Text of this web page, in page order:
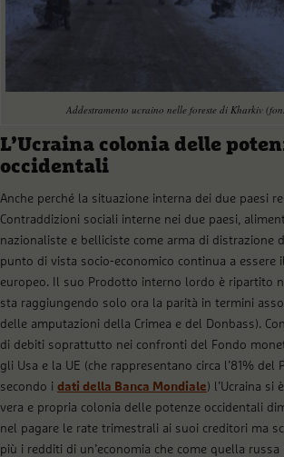
Addestramento ucraino nelle foreste di Kharkiv
L’Ucraina colonia delle
occidentali
Anche perché la situazione interna dei due paesi
Contraddizioni sociali interne nei due paesi,
nazionaliste e belliciste come arma di distrazione
punto di vista socio-economico continua a essere
europeo. Il suo Prodotto interno lordo è ripartito
sta raggiungendo solo ora la parità in termini
delle amputazioni della Crimea e del Donbass).
di debiti soprattutto nei confronti del Fondo
gli Usa e la UE (che rappresentano circa l’81% del
secondo i dati della Banca Mondiale) l’Ucraina si
vera e propria colonia delle potenze occidentali
nel pagare le rate trimestrali ai suoi creditori ma
più i redditi di un’economia che come quella